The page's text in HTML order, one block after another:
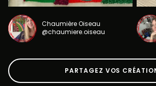
Chaumière Oiseau
@chaumiere.oiseau
PARTAGEZ VOS